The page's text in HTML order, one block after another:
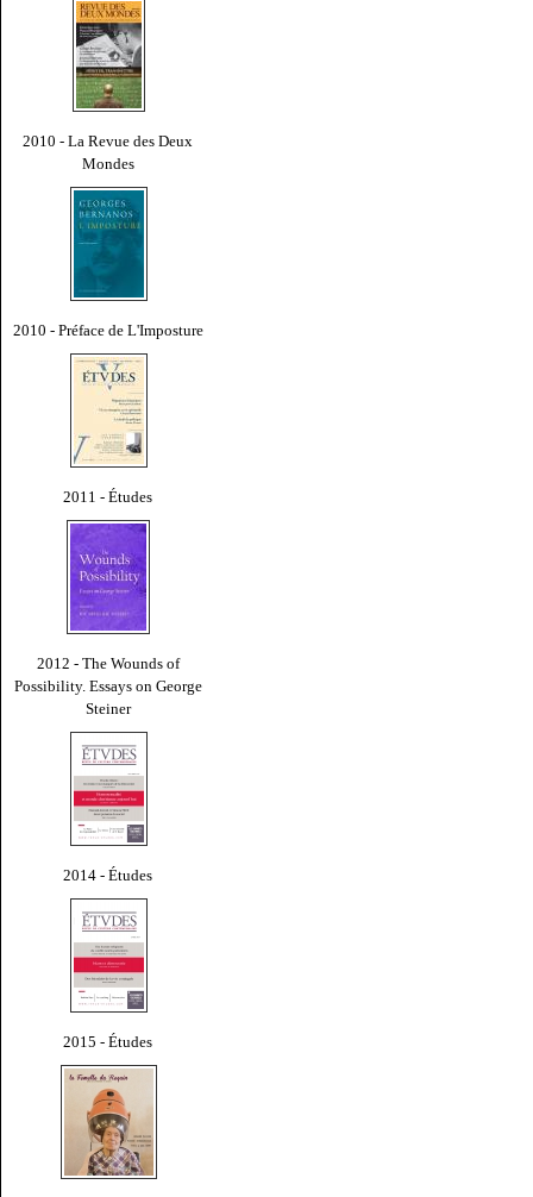
2010 - La Revue des Deux
Mondes
2010 - Préface de L'Imposture
2011 - Études
2012 - The Wounds of
Possibility. Essays on George
Steiner
2014 - Études
2015 - Études